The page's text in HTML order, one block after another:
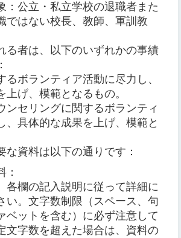
：公立・私立学校の退職者また
ではない校長、教師、軍訓教
る者は、以下のいずれかの事績
るボランティア活動に尽力し、
上げ、模範となるもの。
ンセリングに関するボランティ
、具体的な成果を上げ、模範と
な資料は以下の通りです：
：
各欄の記入説明に従って詳細に
い。文字数制限（スペース、句
ベットを含む）に必ず注意して
文字数を超えた場合は、資料の